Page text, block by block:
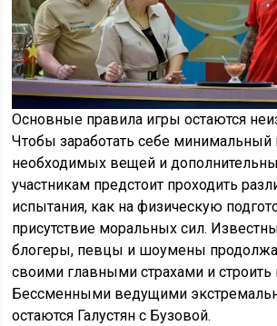
Основные правила игры остаются
Чтобы заработать себе минимальный
необходимых вещей и
участникам предстоит проходить
испытания, как на физическую
присутствие моральных сил.
блогеры, певцы и шоумены
своими главными страхами и строить
Бессменными ведущими
остаются Галустян с Бузовой.